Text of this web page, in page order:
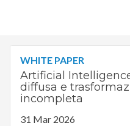
WHITE PAPER
Artificial
diffusa e
incompleta
31 Mar 2026